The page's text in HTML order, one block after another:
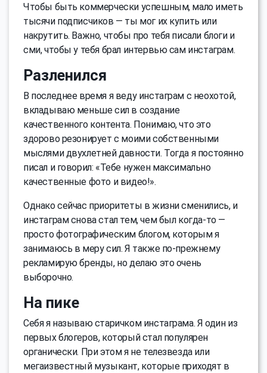
Чтобы быть коммерчески успешным, мало иметь
тысячи подписчиков — ты мог их купить или
накрутить. Важно, чтобы про тебя писали блоги и
сми, чтобы у тебя брал интервью сам инстаграм.
Разленился
В последнее время я веду инстаграм с неохотой,
вкладываю меньше сил в создание
качественного контента. Понимаю, что это
здорово резонирует с моими собственными
мыслями двухлетней давности. Тогда я постоянно
писал и говорил: «Тебе нужен максимально
качественные фото и видео!».
Однако сейчас приоритеты в жизни сменились, и
инстаграм снова стал тем, чем был когда-то —
просто фотографическим блогом, которым я
занимаюсь в меру сил. Я также по-прежнему
рекламирую бренды, но делаю это очень
выборочно.
На пике
Себя я называю старичком инстаграма. Я один из
первых блогеров, который стал популярен
органически. При этом я не телезвезда или
мегаизвестный музыкант, которые приходят в